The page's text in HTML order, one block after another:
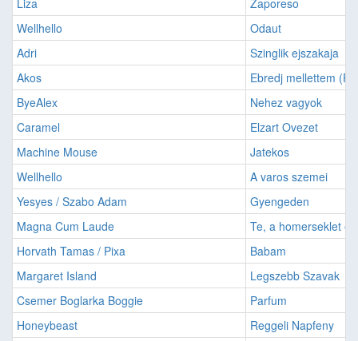
Liza
Zaporeso
Wellhello
Odaut
Adri
Szinglik ejszakaja
Akos
Ebredj mellettem
ByeAlex
Nehez vagyok
Caramel
Elzart Ovezet
Machine Mouse
Jatekos
Wellhello
A varos szemei
Yesyes / Szabo Adam
Gyengeden
Magna Cum Laude
Te, a homerseklet
Horvath Tamas / Pixa
Babam
Margaret Island
Legszebb Szavak
Csemer Boglarka Boggie
Parfum
Honeybeast
Reggeli Napfeny